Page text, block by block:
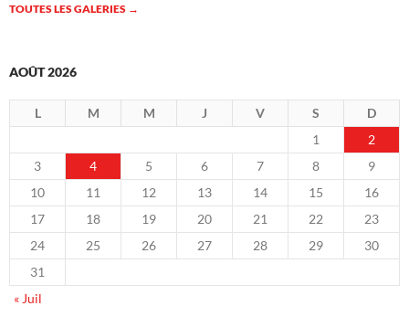
TOUTES LES GALERIES →
AOÛT 2026
L M M J V S
D
1
2
3
4 5 6 7 8
9
10
11 12 13 14 15
16
17
18 19 20 21 22
23
24
25 26 27 28 29
30
31
« Juil